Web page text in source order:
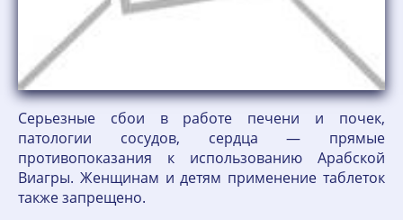
Серьезные сбои в работе печени и почек,
патологии сосудов, сердца — прямые
противопоказания к использованию Арабской
Виагры. Женщинам и детям применение таблеток
также запрещено.